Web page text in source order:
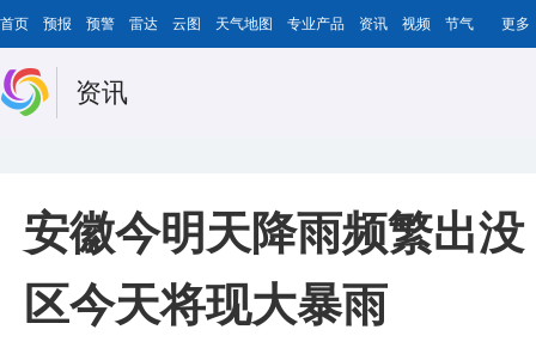
首页 预报 预警 雷达 云图 天气地图 专业产品 资讯 视频 节气 更多
资讯
安徽今明天降雨频繁出
区今天将现大暴雨